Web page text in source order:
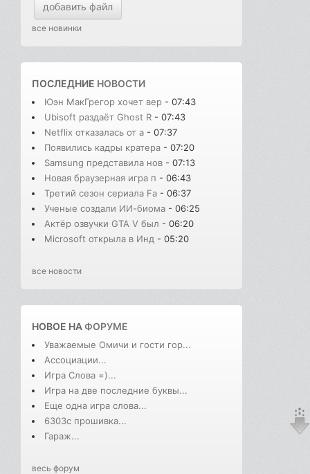
добавить файл
все новинки
ПОСЛЕДНИЕ НОВОСТИ
Юэн МакГрегор хочет вер - 07:43
Ubisoft раздаёт Ghost R - 07:43
Netflix отказалась от а - 07:37
Появились кадры кратера - 07:20
Samsung представила нов - 07:13
Новая браузерная игра п - 06:43
Третий сезон сериала Fa - 06:37
Ученые создали ИИ-биома - 06:25
Актёр озвучки GTA V был - 06:20
Microsoft открыла в Инд - 05:20
все новости
НОВОЕ НАФОРУМЕ
Уважаемые Омичи и гости гор...
Ассоциации...
Игра Слова =)...
Игра на две последние буквы...
Еще одна игра слова...
6303с прошивка...
Гараж...
весь форум